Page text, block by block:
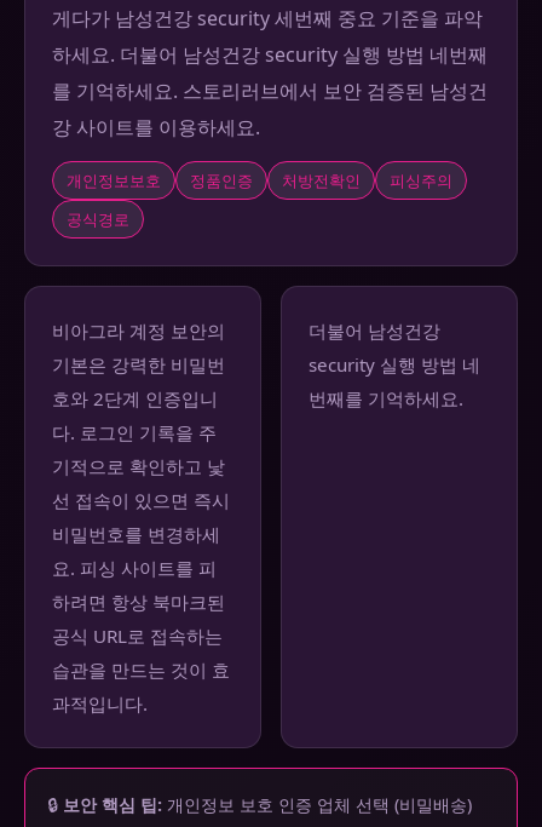
게다가 남성건강 security 세번째 중요 기준을 파악
하세요. 더불어 남성건강 security 실행 방법 네번째
를 기억하세요. 스토리러브에서 보안 검증된 남성건
강 사이트를 이용하세요.
개인정보보호 정품인증 처방전확인
피싱주의
공식경로
비아그라 계정 보안의
기본은 강력한 비밀번
호와 2단계 인증입니
다. 로그인 기록을 주
기적으로 확인하고 낯
선 접속이 있으면 즉시
비밀번호를 변경하세
요. 피싱 사이트를 피
하려면 항상 북마크된
공식 URL로 접속하는
습관을 만드는 것이 효
과적입니다.
더불어 남성건강
security 실행 방법 네
번째를 기억하세요.
🔒 보안 핵심 팁: 개인정보 보호 인증 업체 선택 (비밀배송)